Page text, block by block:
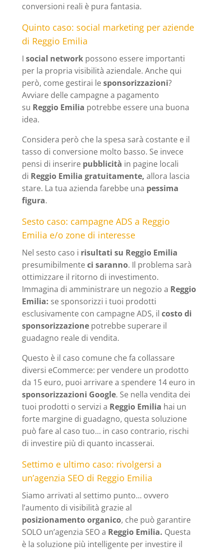
conversioni reali è pura fantasia.
Quinto caso: social marketing per aziende
di Reggio Emilia
I social networkpossono essere importanti
per la propria visibilità aziendale. Anche qui
però, come gestirai lesponsorizzazioni?
Avviare delle campagne a pagamento
su Reggio Emilia potrebbe essere una buona
idea.
Considera però che la spesa sarà costante e il
tasso di conversione molto basso. Se invece
pensi di inserire pubblicità in pagine locali
di Reggio Emilia gratuitamente, allora lascia
stare. La tua azienda farebbe una pessima
figura.
Sesto caso: campagne ADS a Reggio
Emilia e/o zone di interesse
Nel sesto caso i risultati su Reggio Emilia
presumibilmenteci saranno. Il problema sarà
ottimizzare il ritorno di investimento.
Immagina di amministrare un negozio a Reggio
Emilia: se sponsorizzi i tuoi prodotti
esclusivamente con campagne ADS, il costo di
sponsorizzazionepotrebbe superare il
guadagno reale di vendita.
Questo è il caso comune che fa collassare
diversi eCommerce: per vendere un prodotto
da 15 euro, puoi arrivare a spendere 14 euro in
sponsorizzazioni Google. Se nella vendita dei
tuoi prodotti o servizi a Reggio Emilia hai un
forte margine di guadagno, questa soluzione
può fare al caso tuo… in caso contrario, rischi
di investire più di quanto incasserai.
Settimo e ultimo caso: rivolgersi a
un’agenzia SEO di Reggio Emilia
Siamo arrivati al settimo punto… ovvero
l’aumento di visibilità grazie al
posizionamento organico, che può garantire
SOLO un’agenzia SEO a Reggio Emilia. Questa
è la soluzione più intelligente per investire il